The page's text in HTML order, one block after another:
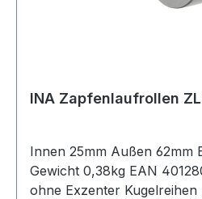
INA Zapfenlaufrollen
Innen 25mm Außen 62mm
Gewicht 0,38kg EAN
ohne Exzenter Kugelreihen